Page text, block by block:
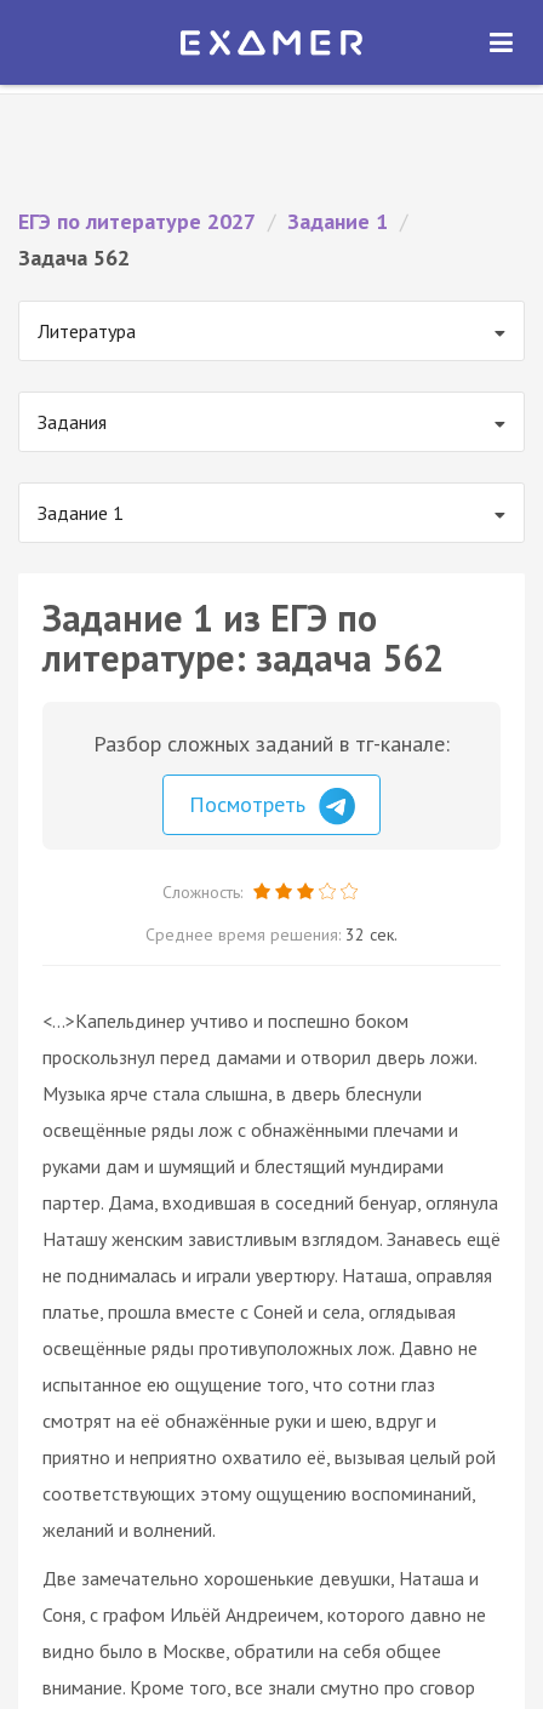
Экзамер — ЕГЭ 2027
ОТКРЫТЬ
ЕГЭ по литературе 2027 / Задание 1 /
Задача 562
Литература
Задания
Задание 1
Задание 1 из ЕГЭ по
литературе: задача 562
Разбор сложных заданий в тг-канале:
Посмотреть
Сложность:
Среднее время решения: 32 сек.
<…>Капельдинер учтиво и поспешно боком
проскользнул перед дамами и отворил дверь ложи.
Музыка ярче стала слышна, в дверь блеснули
освещённые ряды лож с обнажёнными плечами и
руками дам и шумящий и блестящий мундирами
партер. Дама, входившая в соседний бенуар, оглянула
Наташу женским завистливым взглядом. Занавесь ещё
не поднималась и играли увертюру. Наташа, оправляя
платье, прошла вместе с Соней и села, оглядывая
освещённые ряды противуположных лож. Давно не
испытанное ею ощущение того, что сотни глаз
смотрят на её обнажённые руки и шею, вдруг и
приятно и неприятно охватило её, вызывая целый рой
соответствующих этому ощущению воспоминаний,
желаний и волнений.
Две замечательно хорошенькие девушки, Наташа и
Соня, с графом Ильёй Андреичем, которого давно не
видно было в Москве, обратили на себя общее
внимание. Кроме того, все знали смутно про сговор